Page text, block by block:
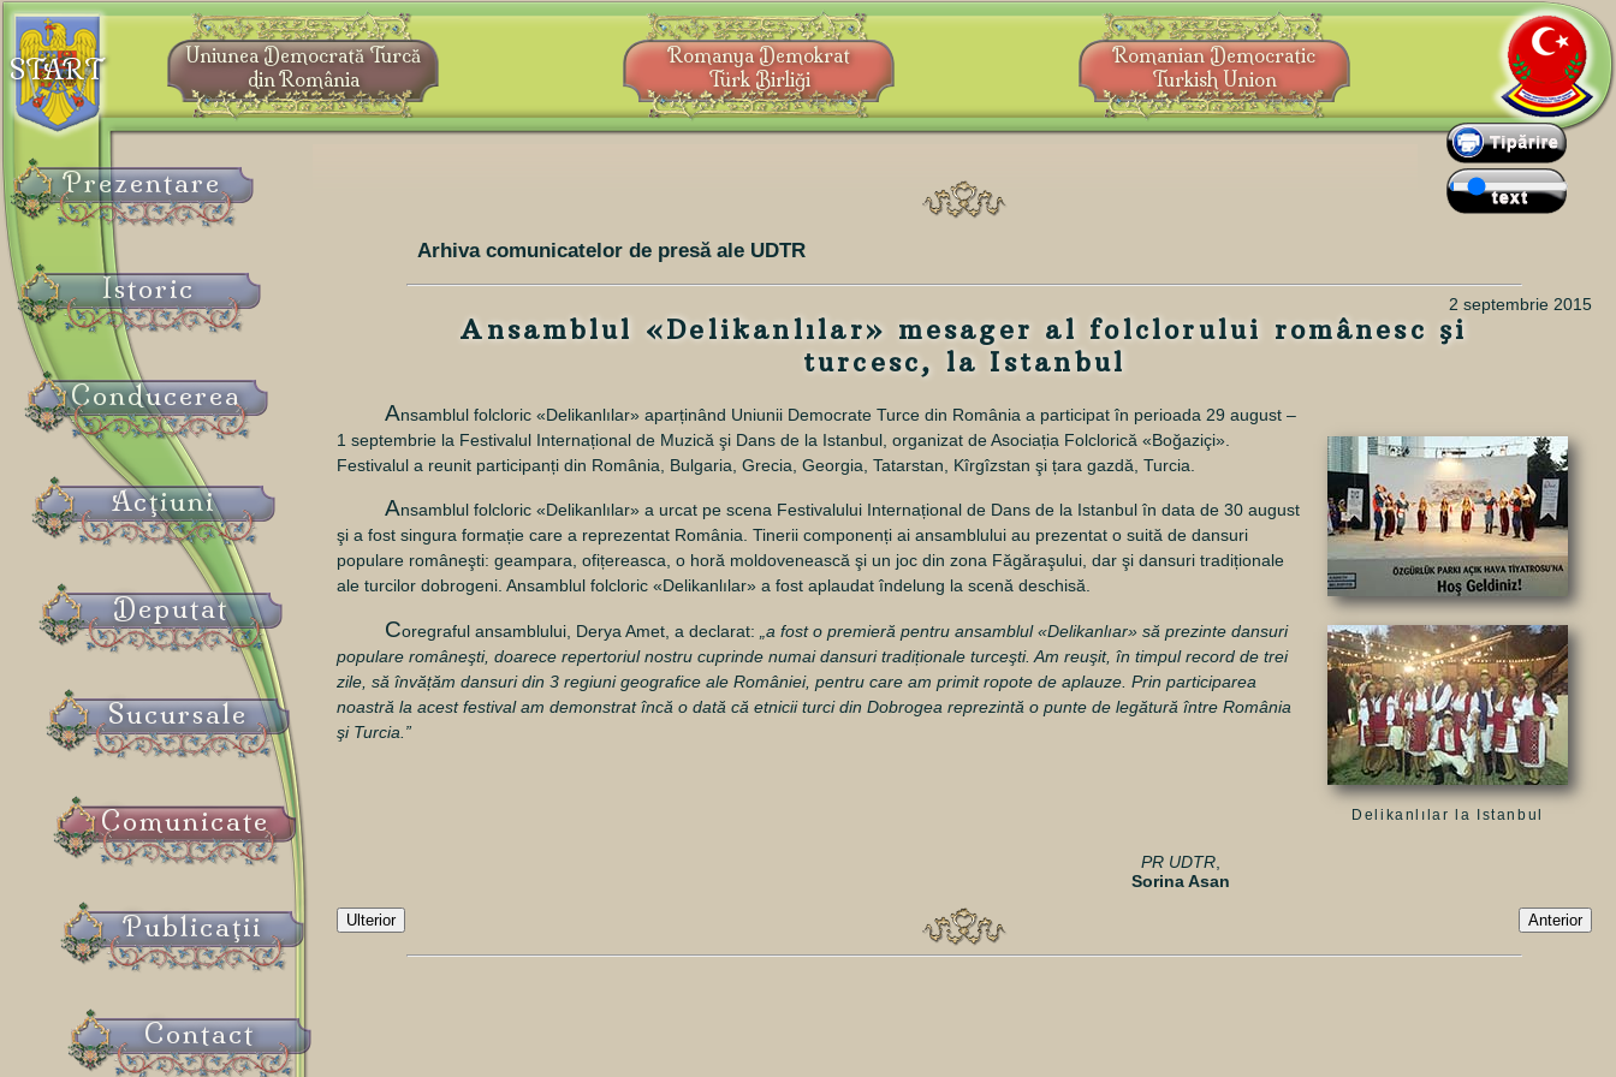
START
Prezentare
Istoric
Conducerea
Acţiuni
Deputat
Sucursale
Comunicate
Publicaţii
Contact
Uniunea Democrată Turcă
din România
Romanya Demokrat
Türk Birliği
Romanian Democratic
Turkish Union
Arhiva comunicatelor de presă ale UDTR
2 septembrie 2015
Ansamblul «Delikanlılar» mesager al folclorului românesc şi
turcesc, la Istanbul
Delikanlılar la Istanbul
Ansamblul folcloric «Delikanlılar» aparținând Uniunii Democrate Turce din România a participat în perioada 29 august –
1 septembrie la Festivalul Internațional de Muzică şi Dans de la Istanbul, organizat de Asociația Folclorică «Boğaziçi».
Festivalul a reunit participanți din România, Bulgaria, Grecia, Georgia, Tatarstan, Kîrgîzstan şi țara gazdă, Turcia.
Ansamblul folcloric «Delikanlılar» a urcat pe scena Festivalului Internațional de Dans de la Istanbul în data de 30 august
şi a fost singura formație care a reprezentat România. Tinerii componenți ai ansamblului au prezentat o suită de dansuri
populare româneşti: geampara, ofițereasca, o horă moldovenească şi un joc din zona Făgăraşului, dar şi dansuri tradiționale
ale turcilor dobrogeni. Ansamblul folcloric «Delikanlılar» a fost aplaudat îndelung la scenă deschisă.
Coregraful ansamblului, Derya Amet, a declarat:
„a fost o premieră pentru ansamblul «Delikanlıar» să prezinte dansuri
populare româneşti, doarece repertoriul nostru cuprinde numai dansuri tradiționale turceşti. Am reuşit, în timpul record de trei
zile, să învățăm dansuri din 3 regiuni geografice ale României, pentru care am primit ropote de aplauze. Prin participarea
noastră la acest festival am demonstrat încă o dată că etnicii turci din Dobrogea reprezintă o punte de legătură între România
şi Turcia.”
PR UDTR
Sorina Asan
Ulterior Anterior